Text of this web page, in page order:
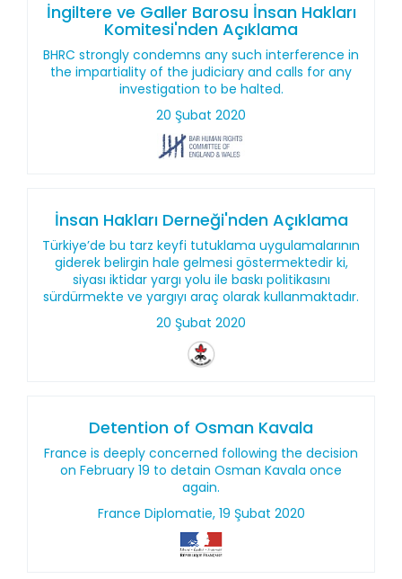
İngiltere ve Galler Barosu İnsan Hakları
Komitesi'nden Açıklama
BHRC strongly condemns any such interference in
the impartiality of the judiciary and calls for any
investigation to be halted.
20 Şubat 2020
İnsan Hakları Derneği'nden Açıklama
Türkiye’de bu tarz keyfi tutuklama uygulamalarının
giderek belirgin hale gelmesi göstermektedir ki,
siyası iktidar yargı yolu ile baskı politikasını
sürdürmekte ve yargıyı araç olarak kullanmaktadır.
20 Şubat 2020
Detention of Osman Kavala
France is deeply concerned following the decision
on February 19 to detain Osman Kavala once
again.
France Diplomatie, 19 Şubat 2020